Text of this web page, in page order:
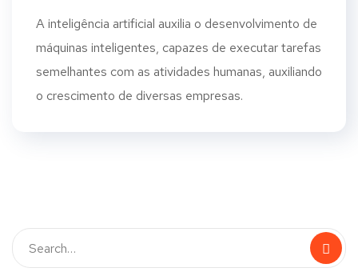
A inteligência artificial auxilia o desenvolvimento de
máquinas inteligentes, capazes de executar tarefas
semelhantes com as atividades humanas, auxiliando
o crescimento de diversas empresas.